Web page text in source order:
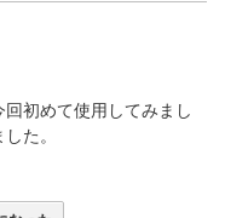
初めて使用してみまし
た。